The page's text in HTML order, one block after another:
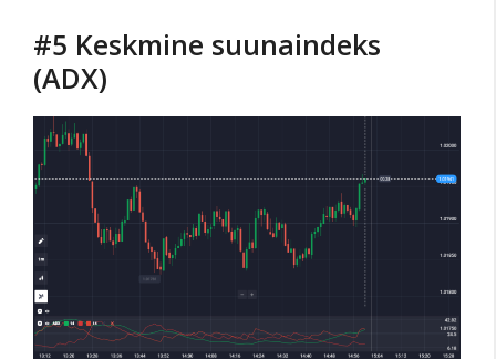
#5 Keskmine suunaindeks
(ADX)